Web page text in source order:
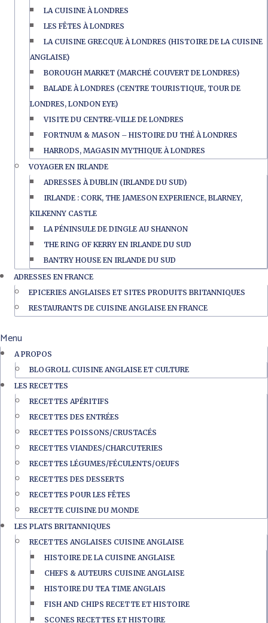
LA CUISINE À LONDRES
LES FÊTES À LONDRES
LA CUISINE GRECQUE À LONDRES (HISTOIRE DE LA CUISINE
ANGLAISE)
BOROUGH MARKET (MARCHÉ COUVERT DE LONDRES)
BALADE À LONDRES (CENTRE TOURISTIQUE, TOUR DE
LONDRES, LONDON EYE)
VISITE DU CENTRE-VILLE DE LONDRES
FORTNUM & MASON – HISTOIRE DU THÉ À LONDRES
HARRODS, MAGASIN MYTHIQUE À LONDRES
VOYAGER EN IRLANDE
ADRESSES À DUBLIN (IRLANDE DU SUD)
IRLANDE : CORK, THE JAMESON EXPERIENCE, BLARNEY,
KILKENNY CASTLE
LA PÉNINSULE DE DINGLE AU SHANNON
THE RING OF KERRY EN IRLANDE DU SUD
BANTRY HOUSE EN IRLANDE DU SUD
ADRESSES EN FRANCE
EPICERIES ANGLAISES ET SITES PRODUITS BRITANNIQUES
RESTAURANTS DE CUISINE ANGLAISE EN FRANCE
Menu
A PROPOS
BLOGROLL CUISINE ANGLAISE ET CULTURE
LES RECETTES
RECETTES APÉRITIFS
RECETTES DES ENTRÉES
RECETTES POISSONS/CRUSTACÉS
RECETTES VIANDES/CHARCUTERIES
RECETTES LÉGUMES/FÉCULENTS/OEUFS
RECETTES DES DESSERTS
RECETTES POUR LES FÊTES
RECETTE CUISINE DU MONDE
LES PLATS BRITANNIQUES
RECETTES ANGLAISES CUISINE ANGLAISE
HISTOIRE DE LA CUISINE ANGLAISE
CHEFS & AUTEURS CUISINE ANGLAISE
HISTOIRE DU TEA TIME ANGLAIS
FISH AND CHIPS RECETTE ET HISTOIRE
SCONES RECETTES ET HISTOIRE